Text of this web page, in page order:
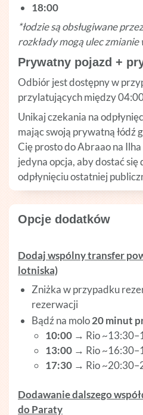
18:00
*łodzie są obsługiwane
rozkłady mogą ulec
Prywatny pojazd +
Odbiór jest dostępny w
przylatujących między
Unikaj czekania na
mając swoją prywatną łódź
Cię prosto do Abraao na
jedyna opcja, aby dostać się
odpłynięciu ostatniej
Opcje dodatków
Dodaj wspólny transfer
lotniska)
Zniżka w przypadku
rezerwacji
Bądź na molo20 minut
10:00 → Rio
13:00 → Rio
17:30 → Rio
Dodawanie dalszego
do Paraty